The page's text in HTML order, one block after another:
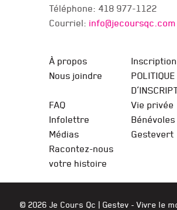
Téléphone: 418 977-1122
Courriel: info@jecoursqc.com
À propos
Nous joindre
POLITIQUE
FAQ
Vie privée
Infolettre
Bénévoles
Médias
Gestevert
Racontez-nous
votre histoire
© 2026 Je Cours Qc | Gestev - Vivre le